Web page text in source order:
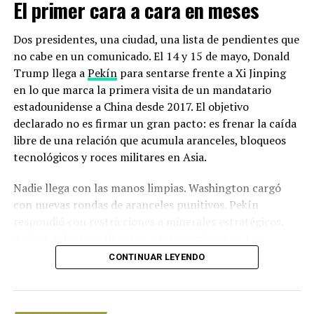
Con información de Actualidad RT
NOTICIAS RELACIONADAS
UP NEXT
Mujer indígena maya gana el ‘Premio Nobel’ del medio
ambiente
DON'T MISS
El segundo año más cálido desde 1880
El primer cara a cara en meses
Dos presidentes, una ciudad, una lista de pendientes que
no cabe en un comunicado. El 14 y 15 de mayo, Donald
Trump llega aPekínpara sentarse frente a Xi Jinping
en lo que marca la primera visita de un mandatario
estadounidense a China desde 2017. El objetivo
declarado no es firmar un gran pacto: es frenar la caída
libre de una relación que acumula aranceles, bloqueos
tecnológicos y roces militares en Asia.
Nadie llega con las manos limpias. Washington cargó
con nuevas rondas de aranceles punitivos. Pekín
equipos diplomáticos exhaustos y sin garantías de
CONTINUAR LEYENDO